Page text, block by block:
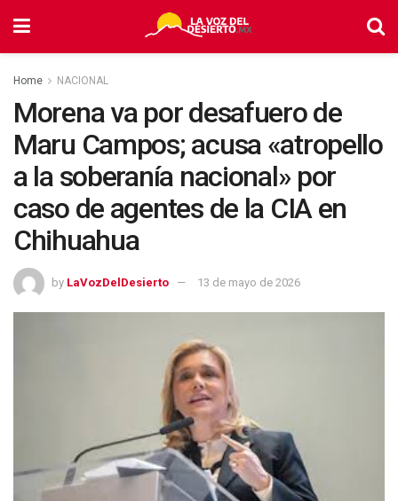
Home NACIONAL
Morena va por desafuero de
Maru Campos; acusa «atropello
a la soberanía nacional» por
caso de agentes de la CIA en
Chihuahua
by LaVozDelDesierto 13 de mayo de 2026